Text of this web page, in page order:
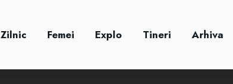
Zilnic Femei Explo Tineri Arhiva